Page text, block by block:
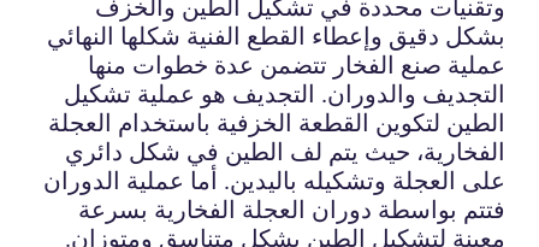
وتقنيات محددة في تشكيل الطين والخزف
بشكل دقيق وإعطاء القطع الفنية شكلها النهائي
عملية صنع الفخار تتضمن عدة خطوات منها
التجديف والدوران. التجديف هو عملية تشكيل
الطين لتكوين القطعة الخزفية باستخدام العجلة
الفخارية، حيث يتم لف الطين في شكل دائري
على العجلة وتشكيله باليدين. أما عملية الدوران
فتتم بواسطة دوران العجلة الفخارية بسرعة
معينة لتشكيل الطين بشكل متناسق ومتوزان.